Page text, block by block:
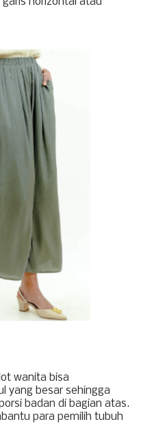
wanita bisa
yang besar sehingga
badan di bagian atas.
para pemilih tubuh